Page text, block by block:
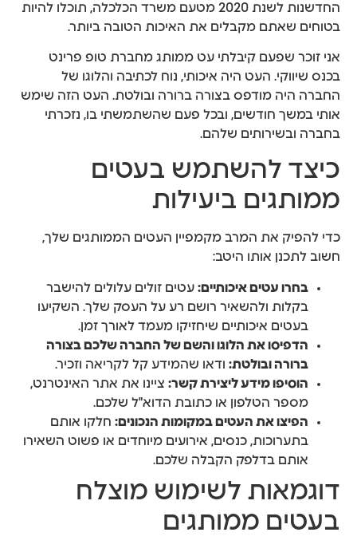
החדשנות לשנת 2020 מטעם משרד הכלכלה, תוכלו להיות
בטוחים שאתם מקבלים את האיכות הטובה ביותר.
אני זוכר שפעם קיבלתי עט ממותג מחברת טופ פרינט
בכנס שיווקי. העט היה איכותי, נוח לכתיבה והלוגו של
החברה היה מודפס בצורה ברורה ובולטת. העט הזה שימש
אותי במשך חודשים, ובכל פעם שהשתמשתי בו, נזכרתי
בחברה ובשירותים שלהם.
כיצד להשתמש בעטים
ממותגים ביעילות
כדי להפיק את המרב מקמפיין העטים הממותגים שלך,
חשוב לתכנן אותו היטב:
בחרו עטים איכותיים: עטים זולים עלולים להישבר
בקלות ולהשאיר רושם רע על העסק שלך. השקיעו
בעטים איכותיים שיחזיקו מעמד לאורך זמן.
הדפיסו את הלוגו והשם של החברה שלכם בצורה
ברורה ובולטת: ודאו שהמידע קל לקריאה וזכיר.
הוסיפו מידע ליצירת קשר: ציינו את אתר האינטרנט,
מספר הטלפון או כתובת הדוא"ל שלכם.
הפיצו את העטים במקומות הנכונים: חלקו אותם
בתערוכות, כנסים, אירועים מיוחדים או פשוט השאירו
אותם בדלפק הקבלה שלכם.
דוגמאות לשימוש מוצלח
בעטים ממותגים